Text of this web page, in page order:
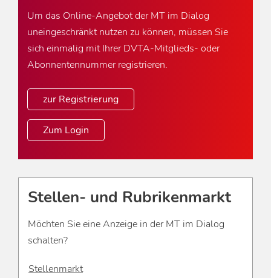
Um das Online-Angebot der MT im Dialog
uneingeschränkt nutzen zu können, müssen Sie
sich einmalig mit Ihrer DVTA-Mitglieds- oder
Abonnentennummer registrieren.
zur Registrierung
Zum Login
Stellen- und Rubrikenmarkt
Möchten Sie eine Anzeige in der MT im Dialog
schalten?
Stellenmarkt